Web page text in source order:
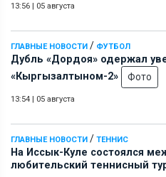
13:56 | 05 августа
ГЛАВНЫЕ НОВОСТИ / ФУТБОЛ
Дубль «Дордоя» одержал
«Кыргызалтыном-2»
Фото
13:54 | 05 августа
ГЛАВНЫЕ НОВОСТИ / ТЕННИС
На Иссык-Куле состоялся
любительский теннисный